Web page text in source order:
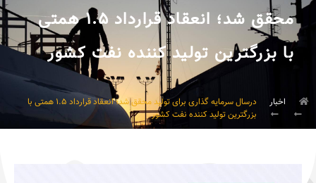
محقق شد؛ انعقاد قرارداد ۱.۵ همتی
با بزرگترین تولید کننده نفت کشور
اخبار
درسال سرمایه گذاری برای تولید محقق شد؛ انعقاد قرارداد ۱.۵ همتی با
بزرگترین تولید کننده نفت کشور